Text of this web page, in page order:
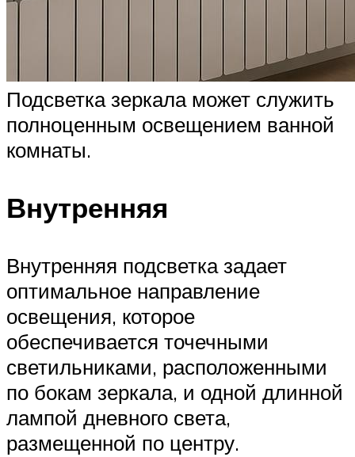
Подсветка зеркала может служить
полноценным освещением ванной
комнаты.
Внутренняя
Внутренняя подсветка задает
оптимальное направление
освещения, которое
обеспечивается точечными
светильниками, расположенными
по бокам зеркала, и одной длинной
лампой дневного света,
размещенной по центру.